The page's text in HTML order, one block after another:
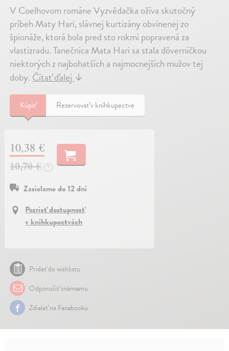
V Coelhovom románe Vyzvědačka ožíva skutočný
príbeh Maty Hari, slávnej kurtizány obvinenej zo
špionáže, ktorá bola pred sto rokmi popravená za
vlastizradu. Tanečnica Mata Hari sa stala dôverníčkou
niektorých z najbohatších a najmocnejších mužov tej
doby. Čítať ďalej ↓
Kúpiť Rezervovať v kníhkupectve
10,38 €
10,70 €
?
Zasielame do 12 dní
Pozrieť dostupnosť
v kníhkupectvách
Pridať do wishlistu
Odporučiť známemu
Zdielať na Facebooku